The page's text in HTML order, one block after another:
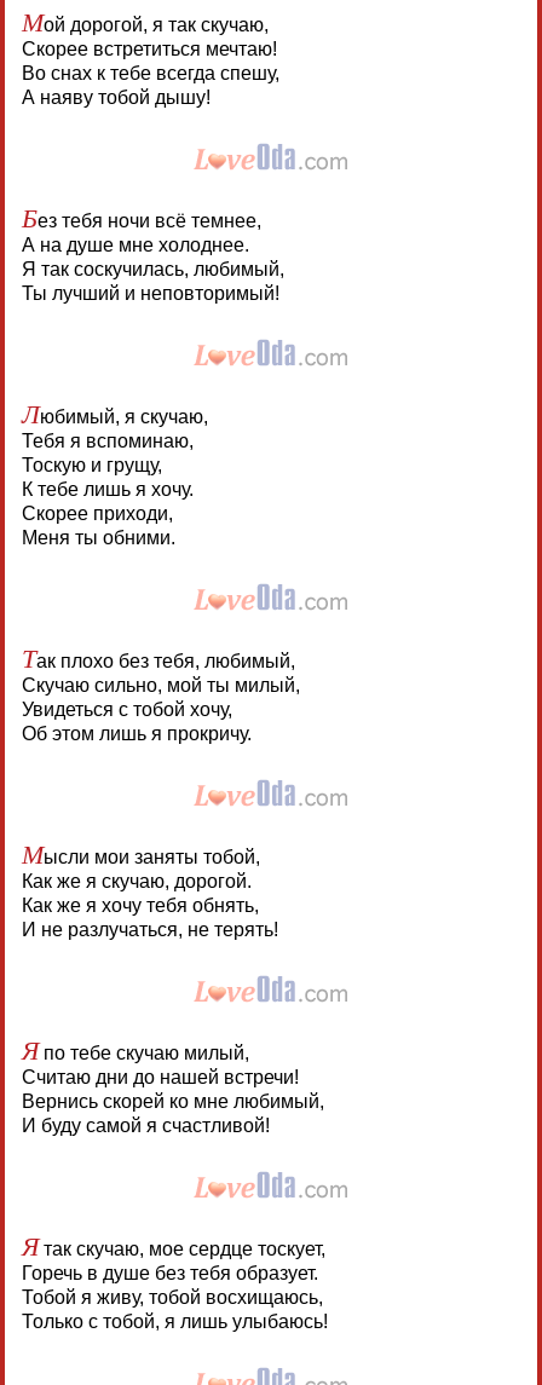
Мой дорогой, я так скучаю,
Скорее встретиться мечтаю!
Во снах к тебе всегда спешу,
А наяву тобой дышу!
Без тебя ночи всё темнее,
А на душе мне холоднее.
Я так соскучилась, любимый,
Ты лучший и неповторимый!
Любимый, я скучаю,
Тебя я вспоминаю,
Тоскую и грущу,
К тебе лишь я хочу.
Скорее приходи,
Меня ты обними.
Так плохо без тебя, любимый,
Скучаю сильно, мой ты милый,
Увидеться с тобой хочу,
Об этом лишь я прокричу.
Мысли мои заняты тобой,
Как же я скучаю, дорогой.
Как же я хочу тебя обнять,
И не разлучаться, не терять!
Япо тебе скучаю милый,
Считаю дни до нашей встречи!
Вернись скорей ко мне любимый,
И буду самой я счастливой!
Ятак скучаю, мое сердце тоскует,
Горечь в душе без тебя образует.
Тобой я живу, тобой восхищаюсь,
Только с тобой, я лишь улыбаюсь!